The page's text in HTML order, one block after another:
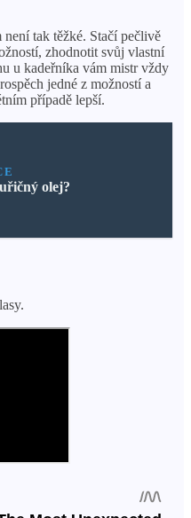
tak těžké. Stačí pečlivě
zhodnotit svůj vlastní
u kadeřníka vám mistr vždy
jedné z možností a
případě lepší.
olej?